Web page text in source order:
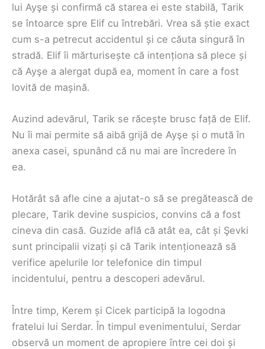
lui Ayşe și confirmă că starea ei este stabilă, Tarik
se întoarce spre Elif cu întrebări. Vrea să știe exact
cum s-a petrecut accidentul și ce căuta singură în
stradă. Elif îi mărturisește că intenționa să plece și
că Ayşe a alergat după ea, moment în care a fost
lovită de mașină.
Auzind adevărul, Tarik se răcește brusc față de Elif.
Nu îi mai permite să aibă grijă de Ayşe și o mută în
anexa casei, spunând că nu mai are încredere în
ea.
Hotărât să afle cine a ajutat-o să se pregătească de
plecare, Tarik devine suspicios, convins că a fost
cineva din casă. Guzide află că atât ea, cât și Şevki
sunt principalii vizați și că Tarik intenționează să
verifice apelurile lor telefonice din timpul
incidentului, pentru a descoperi adevărul.
Între timp, Kerem și Cicek participă la logodna
fratelui lui Serdar. În timpul evenimentului, Serdar
observă un moment de apropiere între cei doi și